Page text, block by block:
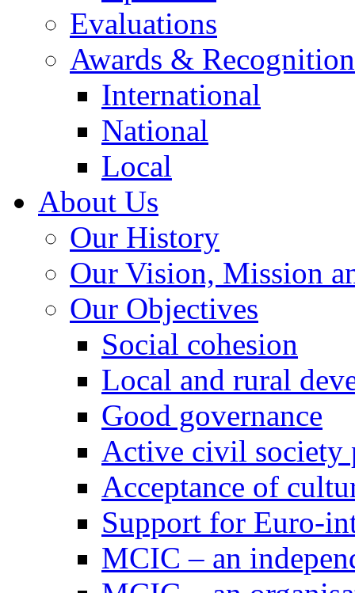
Evaluations
Awards &
International
National
Local
About Us
Our History
Our Vision, Mission
Our Objectives
Social cohesion
Local and rural
Good governance
Active civil society
Acceptance of
Support for Euro-
MCIC – an